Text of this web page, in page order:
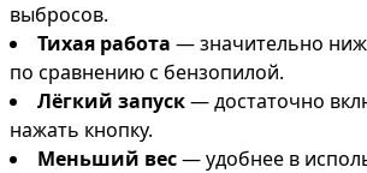
выбросов.
Тихая работа — значительно
по сравнению с бензопилой.
Лёгкий запуск— достаточно
нажать кнопку.
Меньший вес— удобнее в